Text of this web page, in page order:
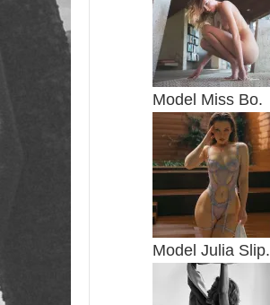
Model Miss Bo.
Model Julia Slip.